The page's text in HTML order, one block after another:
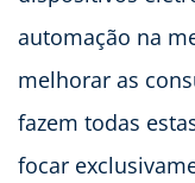
automação na
melhorar as
fazem todas
focar